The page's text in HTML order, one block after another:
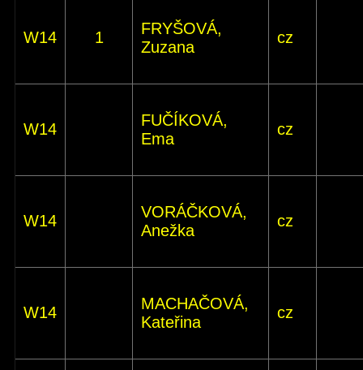
W14 1
FRYŠOVÁ,
Zuzana
cz
W14
FUČÍKOVÁ,
Ema
cz
W14
VORÁČKOVÁ,
Anežka
cz
W14
MACHAČOVÁ,
Kateřina
cz